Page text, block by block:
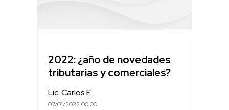
2022: ¿año de novedades
tributarias y comerciales?
Lic. Carlos E.
07/01/2022 00:00